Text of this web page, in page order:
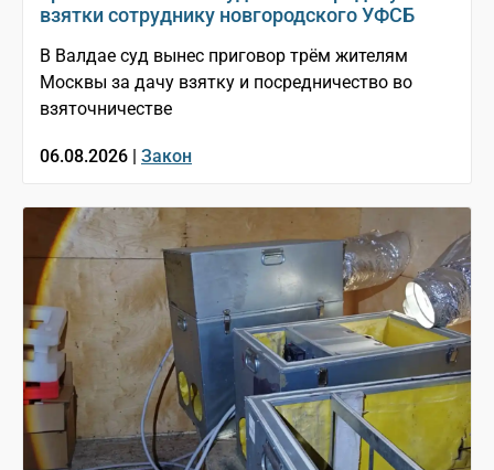
взятки сотруднику новгородского УФСБ
В Валдае суд вынес приговор трём жителям
Москвы за дачу взятку и посредничество во
взяточничестве
06.08.2026 | Закон